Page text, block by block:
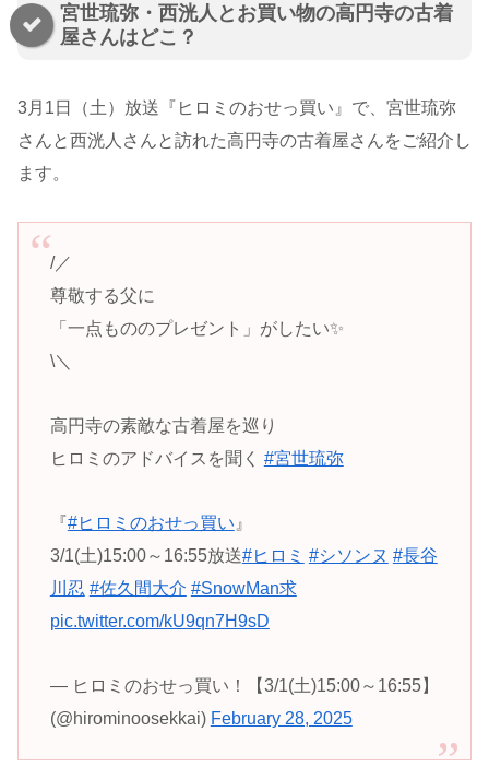
宮世琉弥・西洸人とお買い物の高円寺の古着
屋さんはどこ？
3月1日（土）放送『ヒロミのおせっ買い』で、宮世琉弥
さんと西洸人さんと訪れた高円寺の古着屋さんをご紹介し
ます。
/／
尊敬する父に
「一点もののプレゼント」がしたい✨
\＼
高円寺の素敵な古着屋を巡り
ヒロミのアドバイスを聞く #宮世琉弥
『#ヒロミのおせっ買い 』️
3/1(土)15:00～16:55放送#ヒロミ #シソンヌ #長谷
川忍 #佐久間大介 #SnowMan求
pic.twitter.com/kU9qn7H9sD
— ヒロミのおせっ買い！【3/1(土)15:00～16:55】
(@hirominoosekkai) February 28, 2025